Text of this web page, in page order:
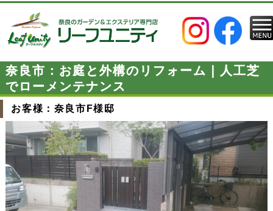
奈良市：お庭と外構のリフォーム｜人工芝
でローメンテナンス
お客様：奈良市F様邸